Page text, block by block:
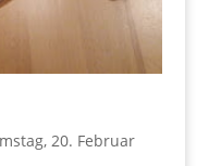
20. Februar